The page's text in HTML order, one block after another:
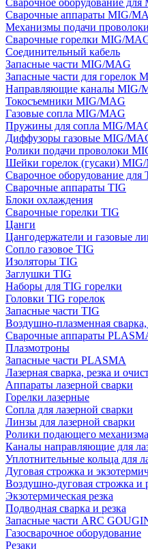
Сварочное оборудование
Сварочные аппараты MIG/
Механизмы подачи
Сварочные горелки MIG/
Соединительный кабель
Запасные части MIG/MAG
Запасные части для горелок
Направляющие каналы MIG/
Токосъемники MIG/MAG
Газовые сопла MIG/MAG
Пружины для сопла MIG/
Диффузоры газовые MIG/
Ролики подачи проволоки
Шейки горелок (гусаки)
Сварочное оборудование для
Сварочные аппараты TIG
Блоки охлаждения
Сварочные горелки TIG
Цанги
Цангодержатели и газовые
Сопло газовое TIG
Изоляторы TIG
Заглушки TIG
Наборы для TIG горелки
Головки TIG горелок
Запасные части TIG
Воздушно-плазменная сварка,
Сварочные аппараты
Плазмотроны
Запасные части PLASMA
Лазерная сварка, резка и
Аппараты лазерной сварки
Горелки лазерные
Сопла для лазерной сварки
Линзы для лазерной сварки
Ролики подающего механизма
Каналы направляющие для
Уплотнительные кольца для
Дуговая строжка и
Воздушно-дуговая строжка и
Экзотермическая резка
Подводная сварка и резка
Запасные части ARC
Газосварочное оборудование
Резаки